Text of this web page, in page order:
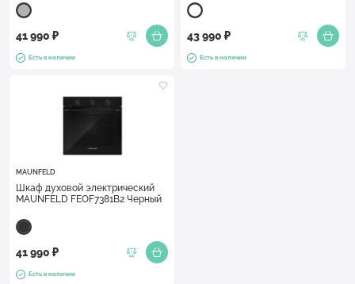
41 990 ₽
Есть в наличии
43 990 ₽
Есть в наличии
MAUNFELD
Шкаф духовой электрический
MAUNFELD FEOF7381B2 Черный
41 990 ₽
Есть в наличии